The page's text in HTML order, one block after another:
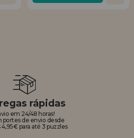
rápidas
em 24/48 horas!
portes de envio desde
4,95€ para até 3 puzzles